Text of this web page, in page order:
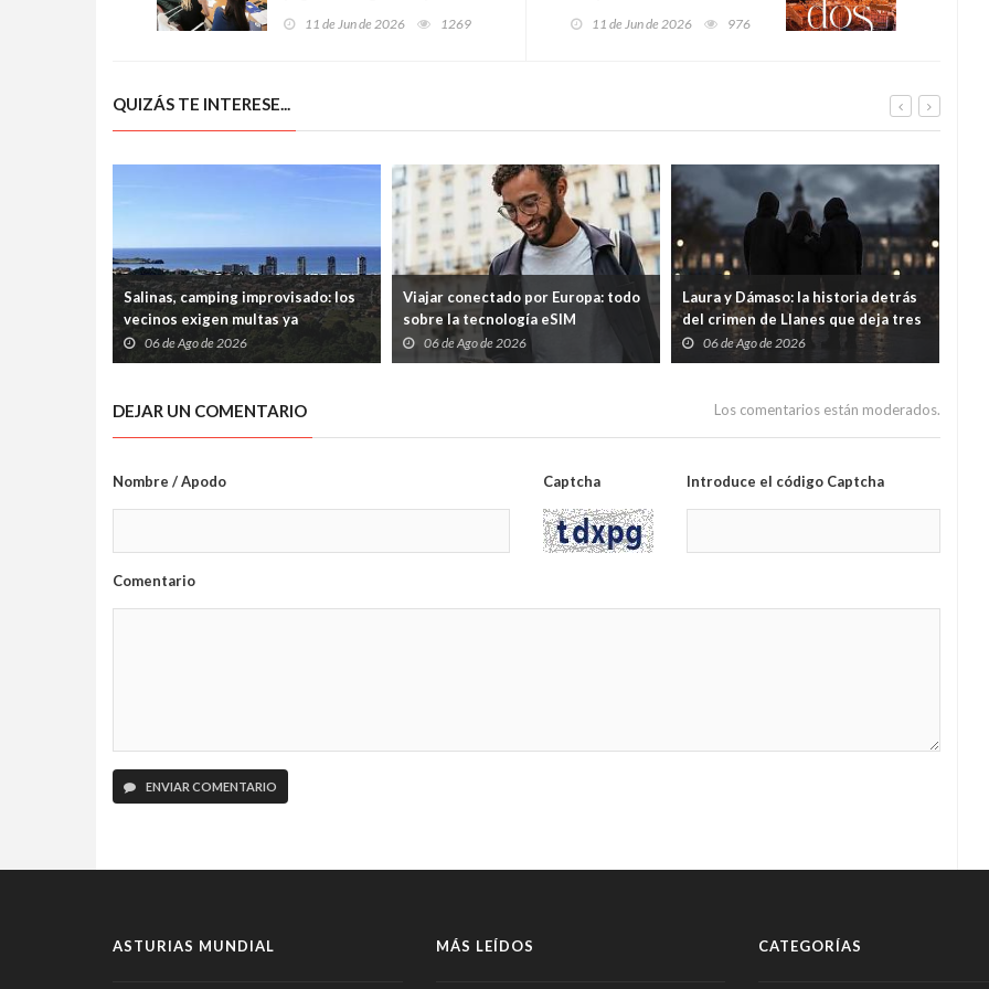
unos 80 docentes de la
11 de Jun de 2026 1269
dos»
11 de Jun de 2026 976
QUIZÁS TE INTERESE...
Salinas, camping improvisado: los
vecinos exigen multas ya
06 de Ago de 2026
Viajar conectado por Europa: todo
sobre la tecnología eSIM
06 de Ago de 2026
Laura y Dámaso: la historia detrás
del crimen de Llanes que deja tres
hijos huérfanos
06 de Ago de 2026
DEJAR UN COMENTARIO Los comentarios están moderados.
Nombre / Apodo Captcha Introduce el código Captcha
Comentario
ENVIAR COMENTARIO
ASTURIAS MUNDIAL MÁS LEÍDOS CATEGORÍAS